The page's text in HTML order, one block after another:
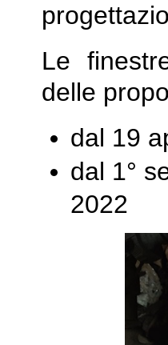
Le
delle
dal 19
dal 1°
2022